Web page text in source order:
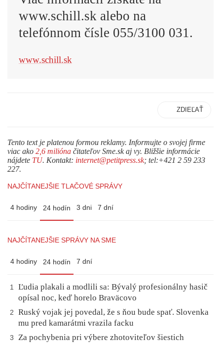
www.schill.sk alebo na
telefónnom čísle 055/3100 031.
www.schill.sk
ZDIEĽAŤ
Tento text je platenou formou reklamy. Informujte o svojej firme
viac ako 2,6 milióna čitateľov Sme.sk aj vy. Bližšie informácie
nájdete TU. Kontakt: internet@petitpress.sk; tel:+421 2 59 233
227.
NAJČÍTANEJŠIE TLAČOVÉ SPRÁVY
4 hodiny 24 hodín 3 dni 7 dní
NAJČÍTANEJŠIE SPRÁVY NA SME
4 hodiny 24 hodín 7 dní
1
Ľudia plakali a modlili sa: Bývalý profesionálny hasič
opísal noc, keď horelo Braväcovo
2
Ruský vojak jej povedal, že s ňou bude spať. Slovenka
mu pred kamarátmi vrazila facku
3
Za pochybenia pri výbere zhotoviteľov šiestich